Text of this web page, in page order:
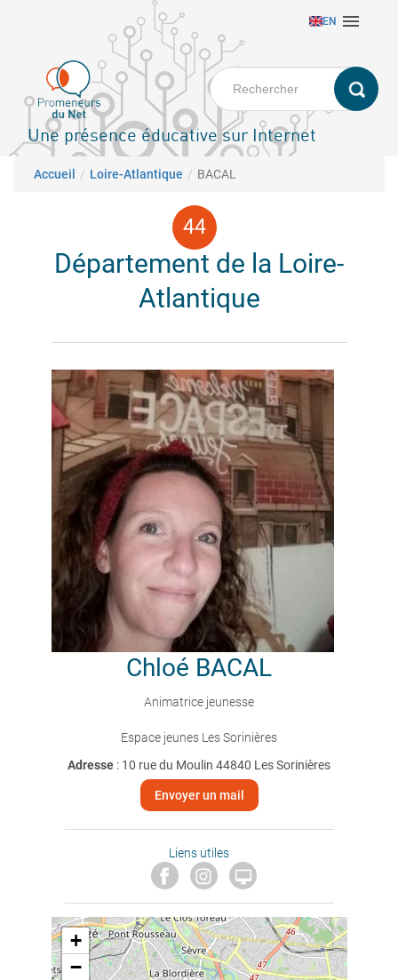
principal
EN 
Une présence éducative sur Internet
Fil d'Ariane
Accueil Loire-Atlantique BACAL
Département de la Loire-
Atlantique
Chloé BACAL
Animatrice jeunesse
Espace jeunes Les Sorinières
Adresse : 10 rue du Moulin 44840 Les Sorinières
Envoyer un mail
Liens utiles

+
−